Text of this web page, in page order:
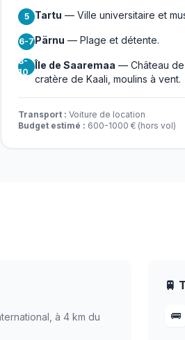
5 Tartu — Ville universitaire et
6-7Pärnu — Plage et détente.
8-
10
Île de Saaremaa — Château de
cratère de Kaali, moulins à vent.
Transport : Voiture de location
Budget estimé : 600-1000 € (hors vol)
à 4 km du
🚆
🚌